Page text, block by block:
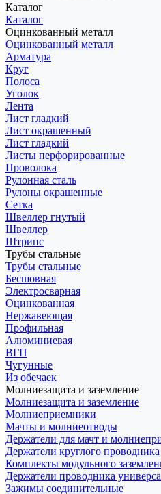
Каталог
Каталог
Оцинкованный металл
Оцинкованный металл
Арматура
Круг
Полоса
Уголок
Лента
Лист гладкий
Лист окрашенный
Лист гладкий
Листы перфорированные
Проволока
Рулонная сталь
Рулоны окрашенные
Сетка
Швеллер гнутый
Швеллер
Штрипс
Трубы стальные
Трубы стальные
Бесшовная
Электросварная
Оцинкованная
Нержавеющая
Профильная
Алюминиевая
ВГП
Чугунные
Из обечаек
Молниезащита и заземление
Молниезащита и заземление
Молниеприемники
Мачты и молниеотводы
Держатели для мачт и
Держатели круглого проводника
Комплекты модульного
Держатели проводника
Зажимы соединительные